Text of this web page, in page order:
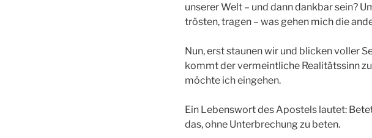
unserer Welt – und dann dankbar sein?
trösten, tragen – was gehen mich die
Nun, erst staunen wir und blicken voller
kommt der vermeintliche Realitätssinn
möchte ich eingehen.
Ein Lebenswort des Apostels lautet:
das, ohne Unterbrechung zu beten.